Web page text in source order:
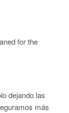
for the
dejando las
más